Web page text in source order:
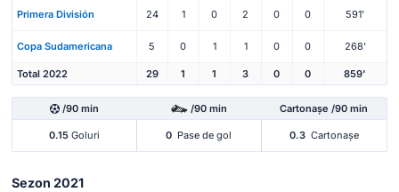
Primera División 24 1 0 2 0 0 591'
Copa Sudamericana 5 0 1 1 0 0 268'
Total 2022 29 1 1 3 0 0 859'
/90 min /90 min Cartonașe /90 min
0.15Goluri 0 Pase de gol 0.3 Cartonașe
Sezon 2021